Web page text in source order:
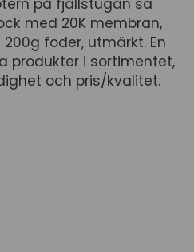
på fjällstugan så
med 20K membran,
foder, utmärkt. En
produkter i sortimentet,
och pris/kvalitet.